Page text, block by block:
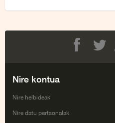
Nire kontua
Nire helbideak
Nire datu pertsonalak